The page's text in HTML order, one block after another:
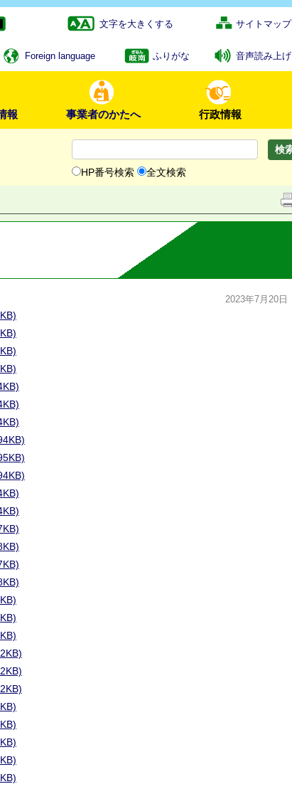
文字を大きくする サイトマップ
Foreign language ふりがな 音声読み上げ
報 事業者のかたへ 行政情報
HP番号検索 全文検索
2023年7月20日